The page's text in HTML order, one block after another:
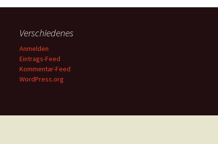
Verschiedenes
Anmelden
Eintrags-Feed
Kommentar-Feed
WordPress.org